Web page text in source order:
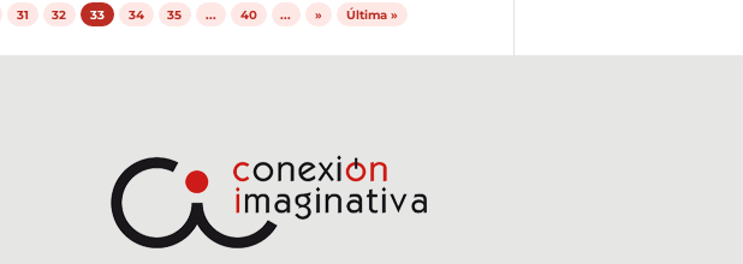
31 32 33 34 35 ... 40 ... » Última »